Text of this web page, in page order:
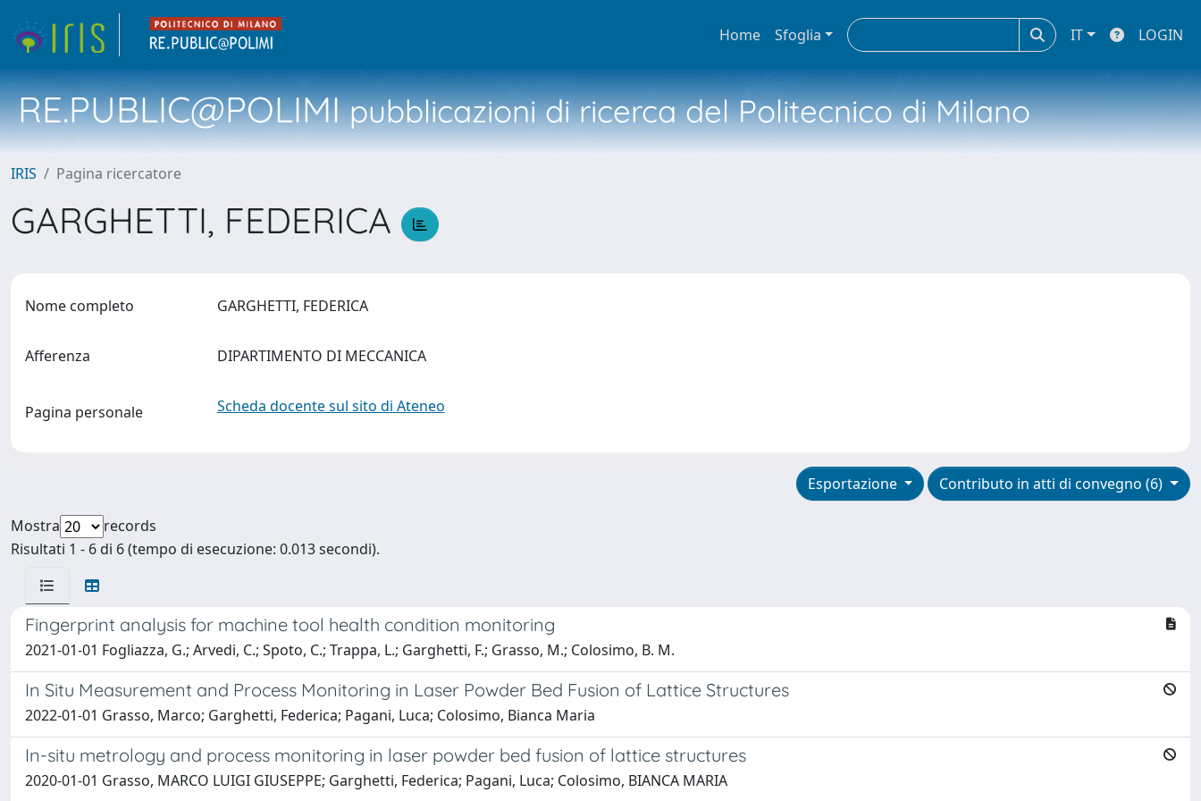
Home Sfoglia IT LOGIN
RE.PUBLIC@POLIMIpubblicazioni di ricerca del Politecnico di Milano
IRIS Pagina ricercatore
GARGHETTI, FEDERICA
Nome completo GARGHETTI, FEDERICA
Afferenza DIPARTIMENTO DI MECCANICA
Pagina personale Scheda docente sul sito di Ateneo
Contributo in atti di convegno (6)
Esportazione
Mostra
records
Risultati 1 - 6 di 6 (tempo di esecuzione: 0.013 secondi).
Fingerprint analysis for machine tool health condition monitoring
2021-01-01 Fogliazza, G.; Arvedi, C.; Spoto, C.; Trappa, L.; Garghetti, F.; Grasso, M.; Colosimo, B. M.
In Situ Measurement and Process Monitoring in Laser Powder Bed Fusion of Lattice Structures
2022-01-01 Grasso, Marco; Garghetti, Federica; Pagani, Luca; Colosimo, Bianca Maria
In-situ metrology and process monitoring in laser powder bed fusion of lattice structures
2020-01-01 Grasso, MARCO LUIGI GIUSEPPE; Garghetti, Federica; Pagani, Luca; Colosimo, BIANCA MARIA